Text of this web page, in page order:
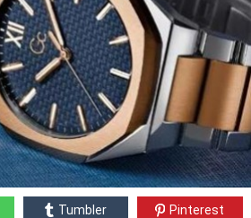
Tumbler Pinterest